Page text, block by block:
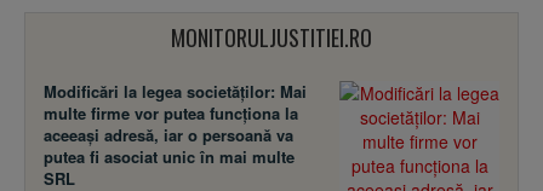
MONITORULJUSTITIEI.RO
Modificări la legea societăţilor: Mai
multe firme vor putea funcţiona la
aceeaşi adresă, iar o persoană va
putea fi asociat unic în mai multe
SRL